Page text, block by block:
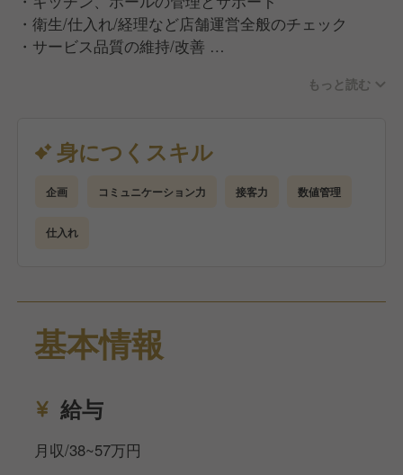
・衛生/仕入れ/経理など店舗運営全般のチェック
・サービス品質の維持/改善
お店の“顔”として空間をプロデュースし、チームを導
くリーダー！
そして、お客様の心を動かすホスピタリティの担い手
です。
店長・料理長と連携し、「また来たい」と思えるお店
もっと読む
身につくスキル
企画 コミュニケーション力 接客力 数値管理
仕入れ
基本情報
給与
月収/38~57万円